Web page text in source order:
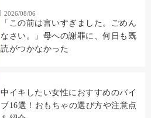
2026/08/06
「この前は言いすぎました。ごめん
なさい。」母への謝罪に、何日も既
読がつかなかった
中イキしたい女性におすすめのバイ
ブ16選！おもちゃの選び方や注意点